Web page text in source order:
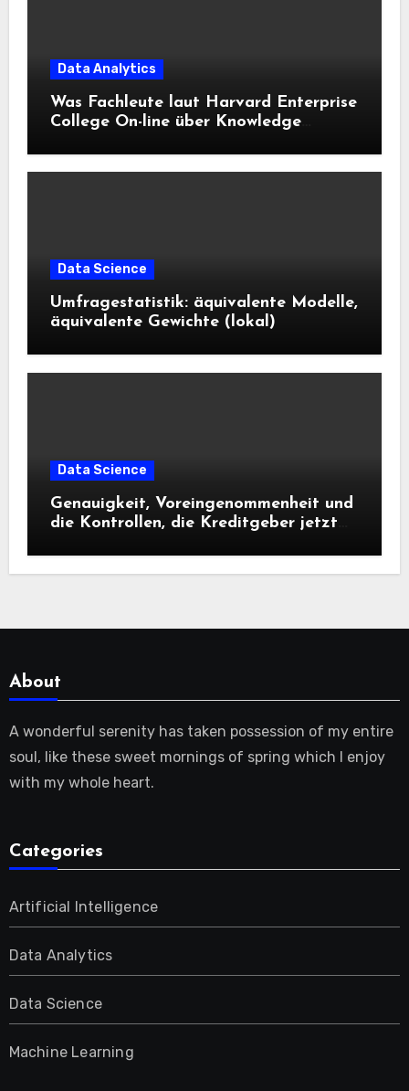
Data Analytics
Was Fachleute laut Harvard Enterprise
College On-line über Knowledge
Data Science
Umfragestatistik: äquivalente Modelle,
äquivalente Gewichte (lokal)
Data Science
Genauigkeit, Voreingenommenheit und
die Kontrollen, die Kreditgeber jetzt
About
A wonderful serenity has taken possession of my entire
soul, like these sweet mornings of spring which I enjoy
with my whole heart.
Categories
Artificial Intelligence
Data Analytics
Data Science
Machine Learning